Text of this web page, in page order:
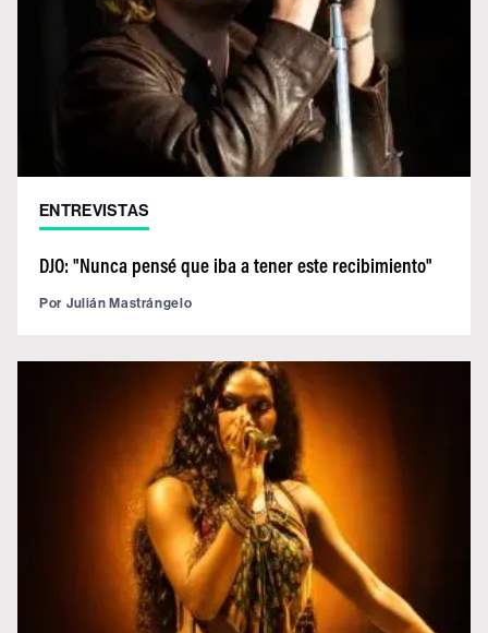
ENTREVISTAS
DJO: "Nunca pensé que iba a tener este recibimiento"
Por Julián Mastrángelo